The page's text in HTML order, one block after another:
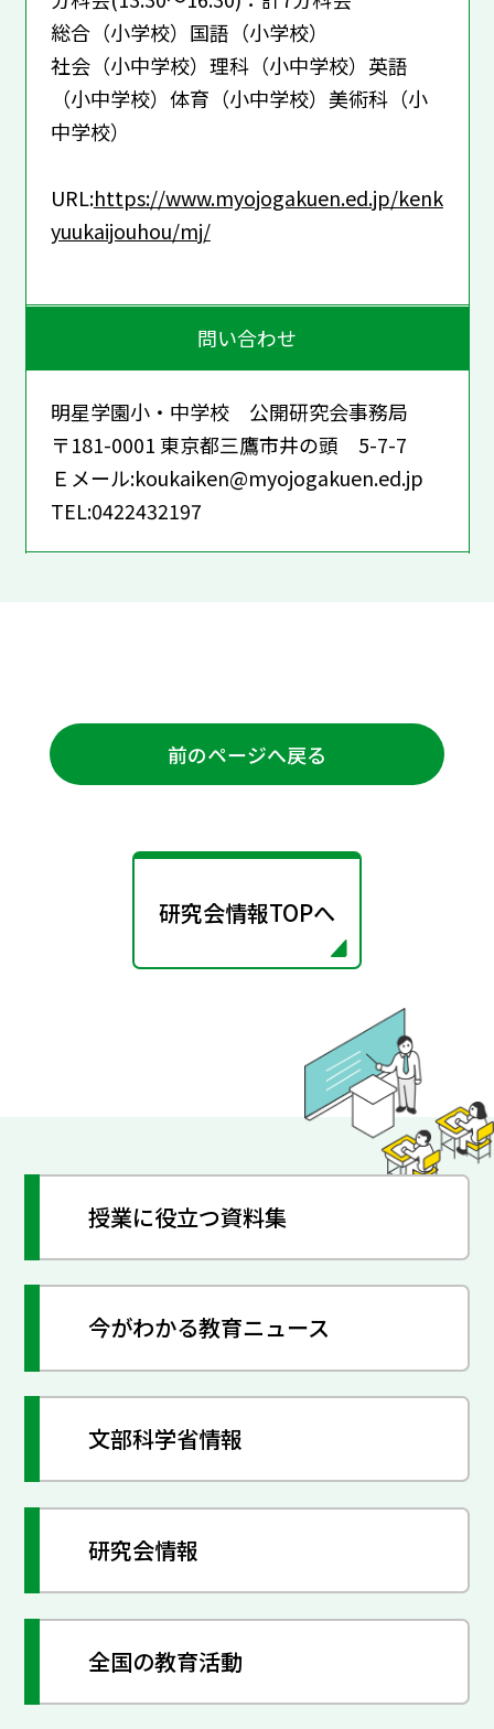
総合（小学校）国語（小学校）
社会（小中学校）理科（小中学校）英語
（小中学校）体育（小中学校）美術科（小
中学校）
URL:https://www.myojogakuen.ed.jp/kenk
yuukaijouhou/mj/
問い合わせ
明星学園小・中学校 公開研究会事務局
〒181-0001 東京都三鷹市井の頭 5-7-7
Ｅメール:koukaiken@myojogakuen.ed.jp
TEL:0422432197
前のページへ戻る
研究会情報TOPへ
授業に役立つ資料集
今がわかる教育ニュース
文部科学省情報
研究会情報
全国の教育活動